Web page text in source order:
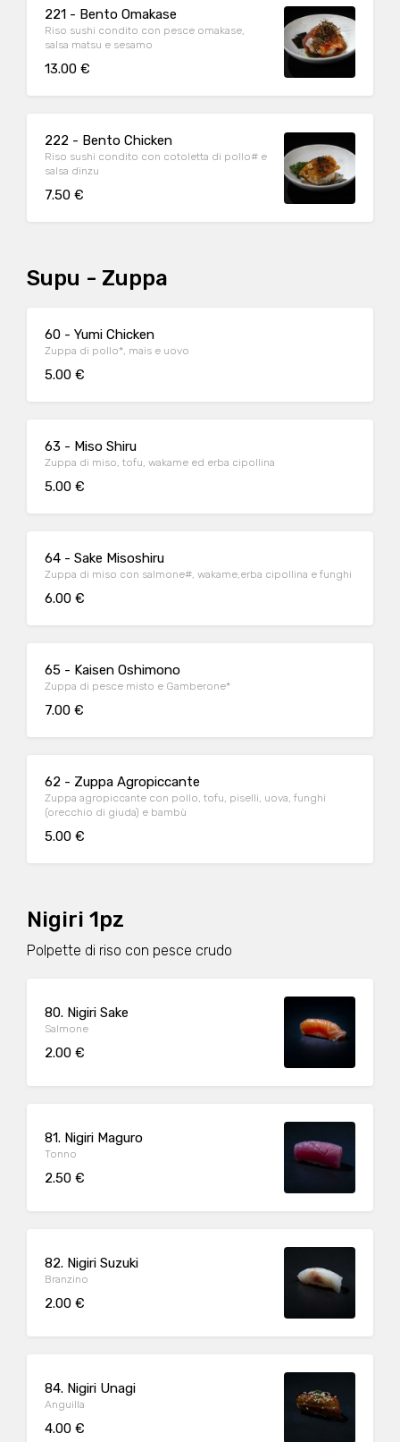
221 - Bento Omakase
Riso sushi condito con pesce omakase,
salsa matsu e sesamo
13.00 €
222 - Bento Chicken
Riso sushi condito con cotoletta di pollo# e
salsa dinzu
7.50 €
Supu - Zuppa
60 - Yumi Chicken
Zuppa di pollo*, mais e uovo
5.00 €
63 - Miso Shiru
Zuppa di miso, tofu, wakame ed erba cipollina
5.00 €
64 - Sake Misoshiru
Zuppa di miso con salmone#, wakame,erba cipollina e funghi
6.00 €
65 - Kaisen Oshimono
Zuppa di pesce misto e Gamberone*
7.00 €
62 - Zuppa Agropiccante
Zuppa agropiccante con pollo, tofu, piselli, uova, funghi
(orecchio di giuda) e bambù
5.00 €
Nigiri 1pz
Polpette di riso con pesce crudo
80. Nigiri Sake
Salmone
2.00 €
81. Nigiri Maguro
Tonno
2.50 €
82. Nigiri Suzuki
Branzino
2.00 €
84. Nigiri Unagi
Anguilla
4.00 €